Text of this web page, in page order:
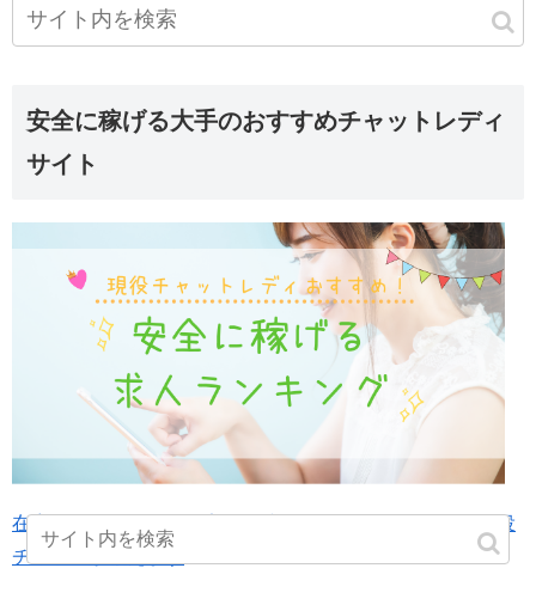
安全に稼げる大手のおすすめチャットレディ
サイト
在宅チャットレディの安全で稼げるサイトランキング-現役
チャトレが教えます